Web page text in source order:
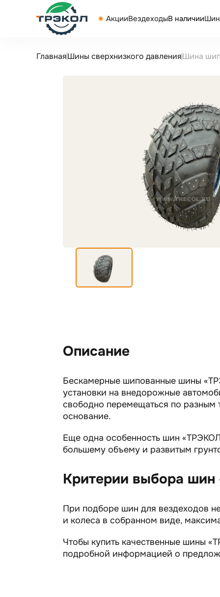
АкцииВездеходыВ наличии
ГлавнаяШины сверхнизкого давленияШина
Описание
Бескамерные шипованные шины
установки на внедорожные
свободно перемещаться по
основание.
Еще одна особенность шин
большему объему и развитым
Критерии выбора
При подборе шин для вездеходов
и колеса в собранном виде,
Чтобы купить качественные шины
подробной информацией о